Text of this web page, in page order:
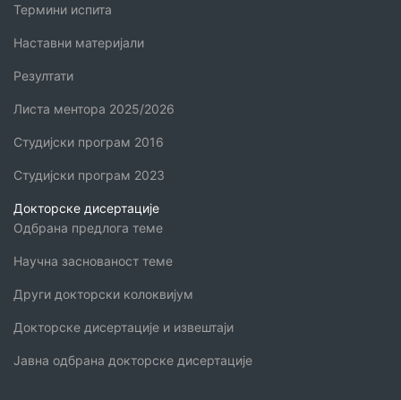
Термини испита
Наставни материјали
Резултати
Листа ментора 2025/2026
Студијски програм 2016
Студијски програм 2023
Докторске дисертације
Одбрана предлога теме
Научна заснованост теме
Други докторски колоквијум
Докторске дисертације и извештаји
Јавна одбрана докторске дисертације